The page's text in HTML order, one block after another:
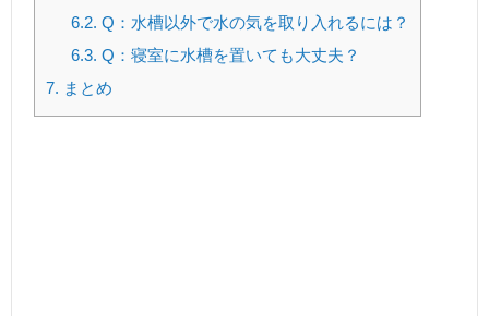
6.2. Q：水槽以外で水の気を取り入れるには？
6.3. Q：寝室に水槽を置いても大丈夫？
7. まとめ